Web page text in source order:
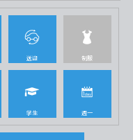
送迎 制服
学生 週一